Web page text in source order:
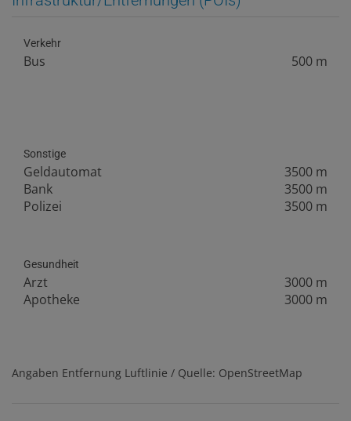
Verkehr
Bus 500 m
Sonstige
Geldautomat
3500 m
Bank
3500 m
Polizei
3500 m
Gesundheit
Arzt
3000 m
Apotheke
3000 m
Angaben Entfernung Luftlinie / Quelle: OpenStreetMap